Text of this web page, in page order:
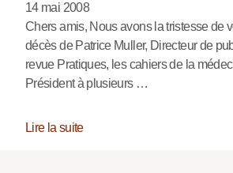
14 mai 2008
Chers amis, Nous avons la tristesse de
décès de Patrice Muller, Directeur de
revue Pratiques, les cahiers de la
Président à plusieurs …
Lire la suite